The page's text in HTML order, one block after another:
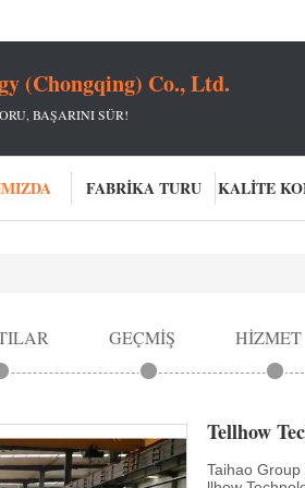
(Chongqing) Co., Ltd.
BAŞARINI SÜR!
FABRIKA TURU KALITE
GEÇMIŞ HIZMET
Tellhow
Taihao